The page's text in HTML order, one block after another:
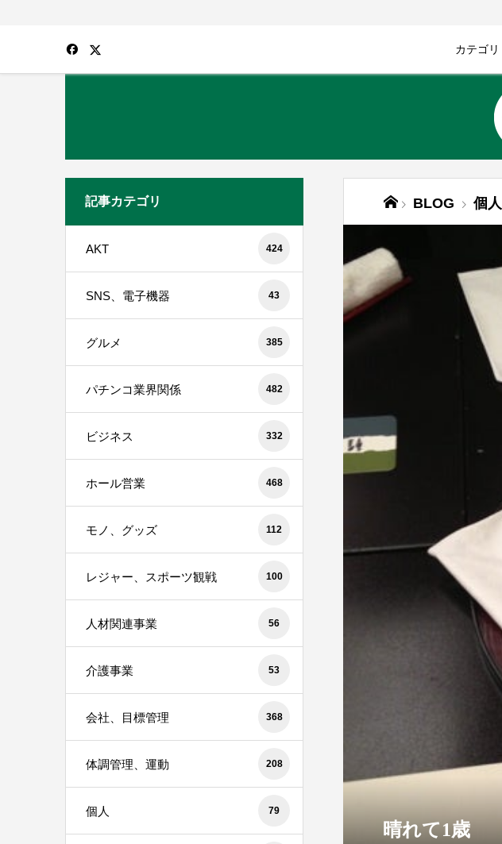
カテゴリ
BLOG 個人
晴れて1歳
記事カテゴリ
AKT 424
SNS、電子機器 43
グルメ 385
パチンコ業界関係 482
ビジネス 332
ホール営業 468
モノ、グッズ 112
レジャー、スポーツ観戦 100
人材関連事業 56
介護事業 53
会社、目標管理 368
体調管理、運動 208
個人 79